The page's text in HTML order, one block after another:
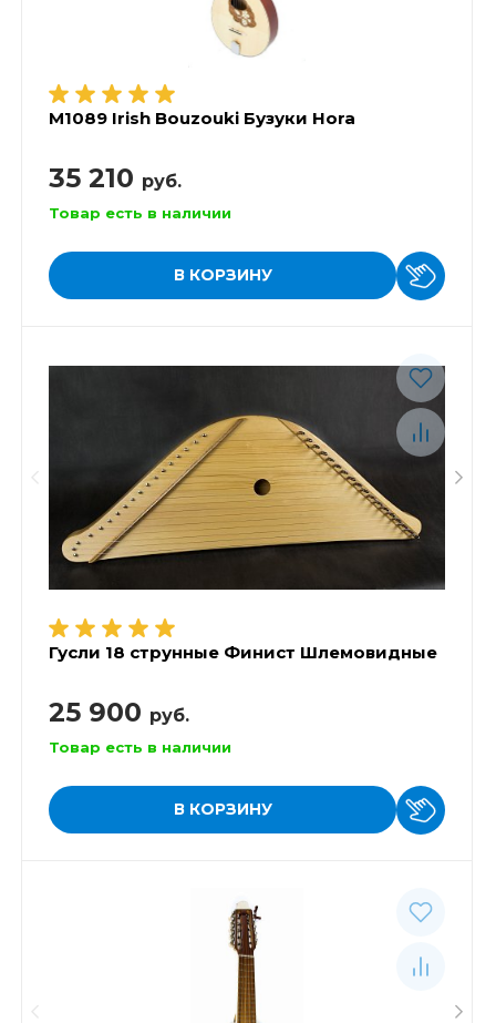
M1089 Irish Bouzouki Бузуки Hora
35 210 руб.
Товар есть в наличии
В КОРЗИНУ
Гусли 18 струнные Финист Шлемовидные
25 900 руб.
Товар есть в наличии
В КОРЗИНУ